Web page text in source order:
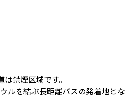
禁煙区域です。
ルを結ぶ長距離バスの発着地とな